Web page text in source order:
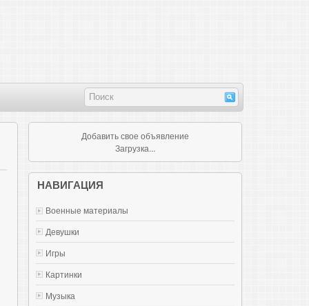
Добавить свое объявление
Загрузка...
НАВИГАЦИЯ
Военные материалы
Девушки
Игры
Картинки
Музыка